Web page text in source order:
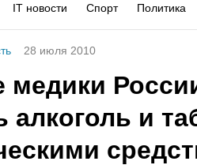
IT новости Спорт Политика
28 июля 2010
медики
алкоголь и